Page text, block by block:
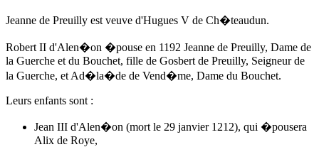
Jeanne de Preuilly est veuve d'Hugues V de Ch�teaudun.
Robert II d'Alen�on �pouse en 1192 Jeanne de Preuilly, Dame de
la Guerche et du Bouchet, fille de Gosbert de Preuilly, Seigneur de
la Guerche, et Ad�la�de de Vend�me, Dame du Bouchet.
Leurs enfants sont :
Jean III d'Alen�on (mort le 29 janvier 1212), qui �pousera
Alix de Roye,